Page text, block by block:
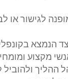
לגישור או
הנמצא
מקצוע
ההליך ולהוביל